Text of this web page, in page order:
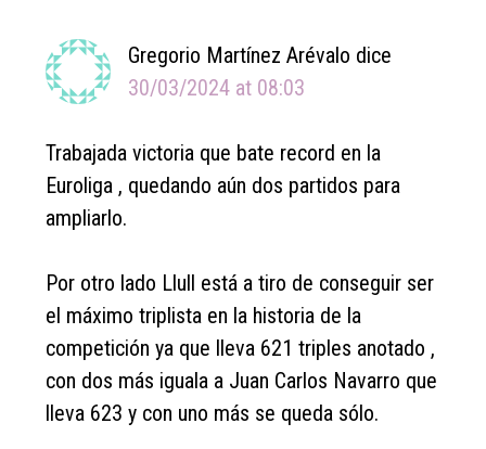
Gregorio Martínez Arévalo dice
30/03/2024 at 08:03
Trabajada victoria que bate record en la
Euroliga , quedando aún dos partidos para
ampliarlo.
Por otro lado Llull está a tiro de conseguir ser
el máximo triplista en la historia de la
competición ya que lleva 621 triples anotado ,
con dos más iguala a Juan Carlos Navarro que
lleva 623 y con uno más se queda sólo.